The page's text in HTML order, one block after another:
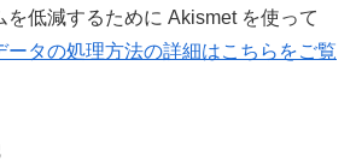
を低減するために Akismet を使って
ータの処理方法の詳細はこちらをご覧